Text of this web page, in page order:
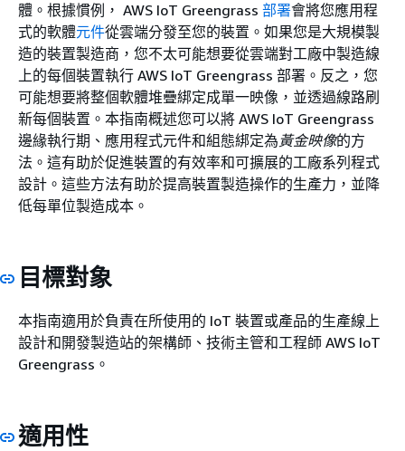
體。根據慣例， AWS IoT Greengrass 部署會將您應用程
式的軟體元件從雲端分發至您的裝置。如果您是大規模製
造的裝置製造商，您不太可能想要從雲端對工廠中製造線
上的每個裝置執行 AWS IoT Greengrass 部署。反之，您
可能想要將整個軟體堆疊綁定成單一映像，並透過線路刷
新每個裝置。本指南概述您可以將 AWS IoT Greengrass
邊緣執行期、應用程式元件和組態綁定為黃金映像的方
法。這有助於促進裝置的有效率和可擴展的工廠系列程式
設計。這些方法有助於提高裝置製造操作的生產力，並降
低每單位製造成本。
目標對象
本指南適用於負責在所使用的 IoT 裝置或產品的生產線上
設計和開發製造站的架構師、技術主管和工程師 AWS IoT
Greengrass。
適用性